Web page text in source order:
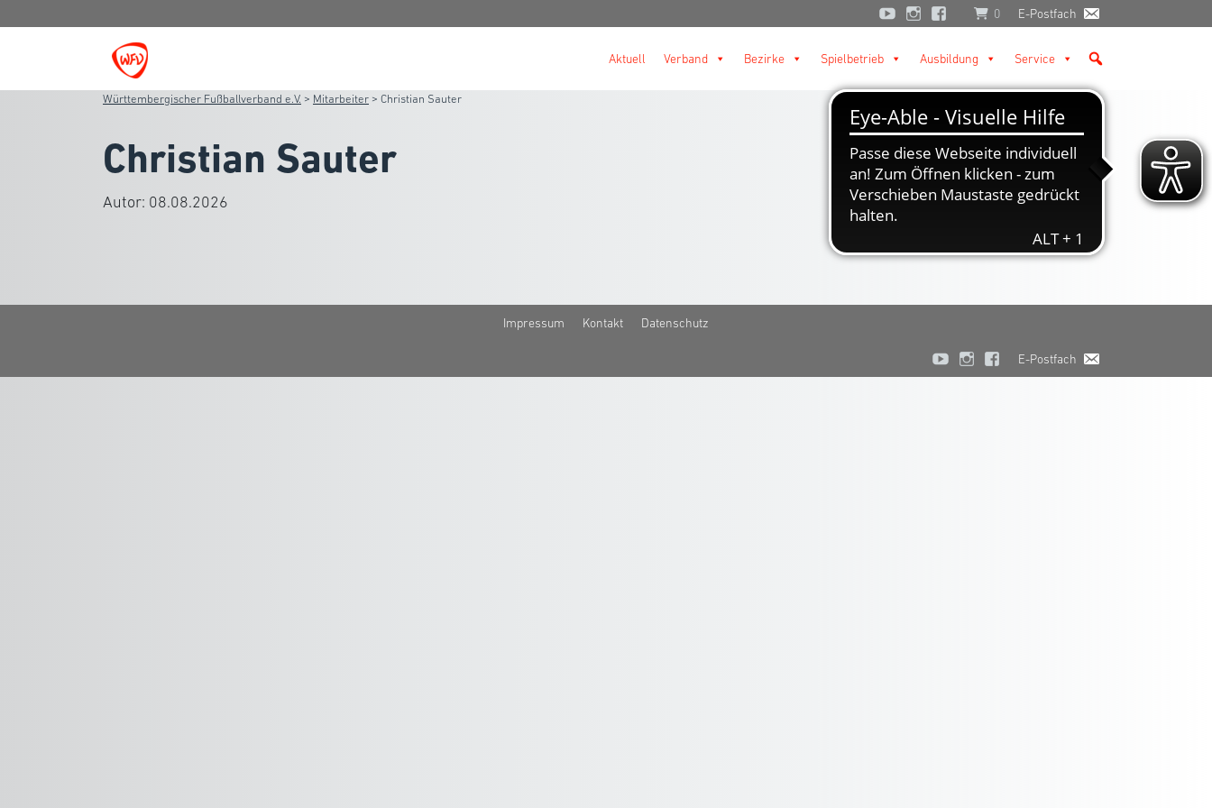
0 E-Postfach
Aktuell Verband Bezirke Spielbetrieb Ausbildung Service
Württembergischer Fußballverband e.V. > Mitarbeiter > Christian Sauter
Christian Sauter
Autor: 08.08.2026
Impressum Kontakt Datenschutz
E-Postfach